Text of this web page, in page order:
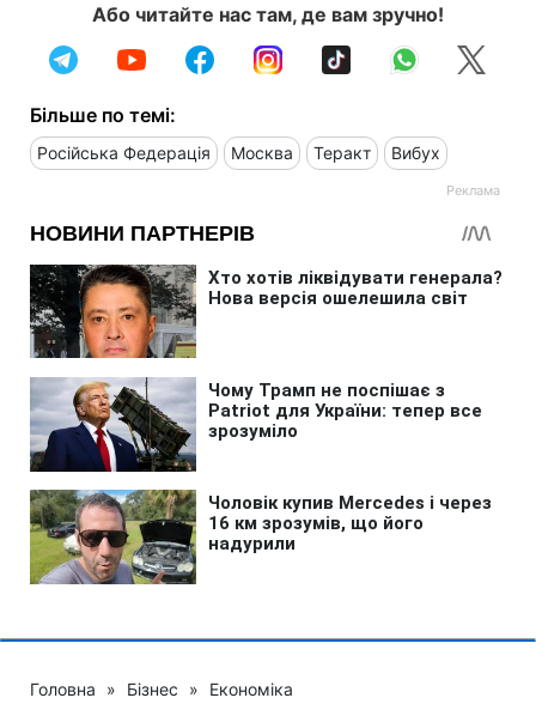
Або читайте нас там, де вам зручно!
Більше по темі:
Російська Федерація Москва Теракт Вибух
Головна » Бізнес » Економіка